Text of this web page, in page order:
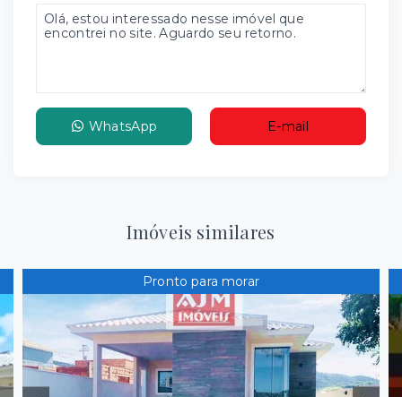
WhatsApp E-mail
Imóveis similares
Pronto para morar